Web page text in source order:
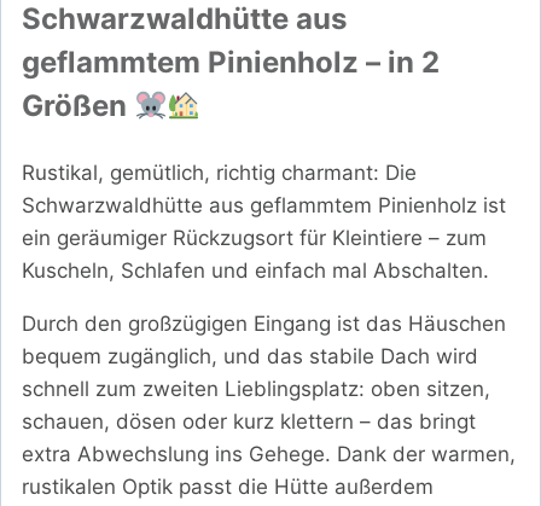
Schwarzwaldhütte aus
geflammtem Pinienholz – in 2
Größen
Rustikal, gemütlich, richtig charmant: Die
Schwarzwaldhütte aus geflammtem Pinienholz ist
ein geräumiger Rückzugsort für Kleintiere – zum
Kuscheln, Schlafen und einfach mal Abschalten.
Durch den großzügigen Eingang ist das Häuschen
bequem zugänglich, und das stabile Dach wird
schnell zum zweiten Lieblingsplatz: oben sitzen,
schauen, dösen oder kurz klettern – das bringt
extra Abwechslung ins Gehege. Dank der warmen,
rustikalen Optik passt die Hütte außerdem